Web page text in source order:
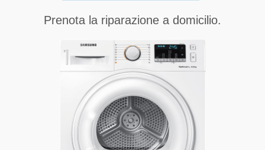
Prenota la riparazione a domicilio.